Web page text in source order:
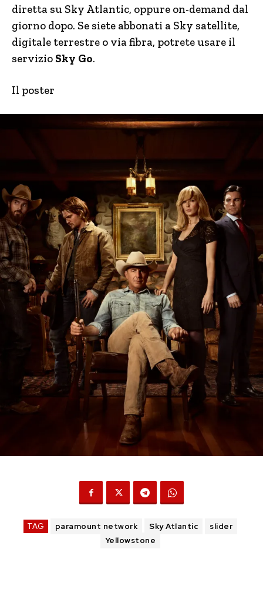
diretta su Sky Atlantic, oppure on-demand dal
giorno dopo. Se siete abbonati a Sky satellite,
digitale terrestre o via fibra, potrete usare il
servizio Sky Go.
Il poster
TAG paramount network Sky Atlantic
slider
Yellowstone